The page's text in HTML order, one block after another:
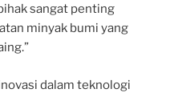
sangat penting
minyak bumi yang
dalam teknologi